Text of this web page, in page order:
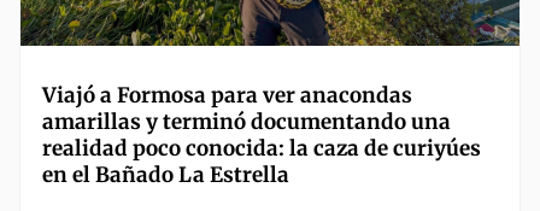
Viajó a Formosa para ver anacondas
amarillas y terminó documentando una
realidad poco conocida: la caza de curiyúes
en el Bañado La Estrella